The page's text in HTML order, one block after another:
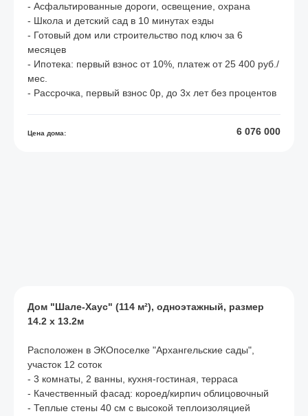
- Асфальтированные дороги, освещение, охрана
- Школа и детский сад в 10 минутах езды
- Готовый дом или строительство под ключ за 6
месяцев
- Ипотека: первый взнос от 10%, платеж от 25 400 руб./
мес.
- Рассрочка, первый взнос 0р, до 3х лет без процентов
Цена дома: 6 076 000
Дом "Шале-Хаус" (114 м²), одноэтажный, размер
14.2 х 13.2м
Расположен в ЭКОпоселке "Архангельские сады",
участок 12 соток
- 3 комнаты, 2 ванны, кухня-гостиная, терраса
- Качественный фасад: короед/кирпич облицовочный
- Теплые стены 40 см с высокой теплоизоляцией